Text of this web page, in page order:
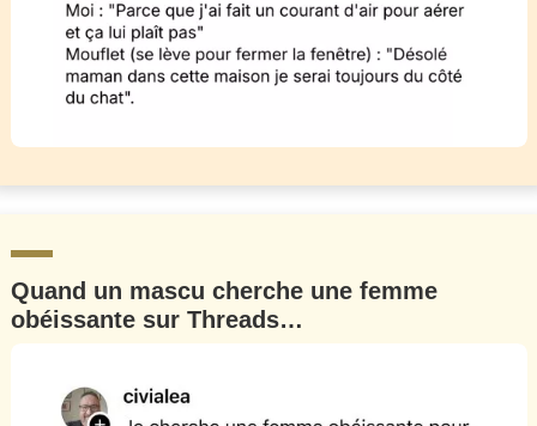
Quand un mascu cherche une femme
obéissante sur Threads…